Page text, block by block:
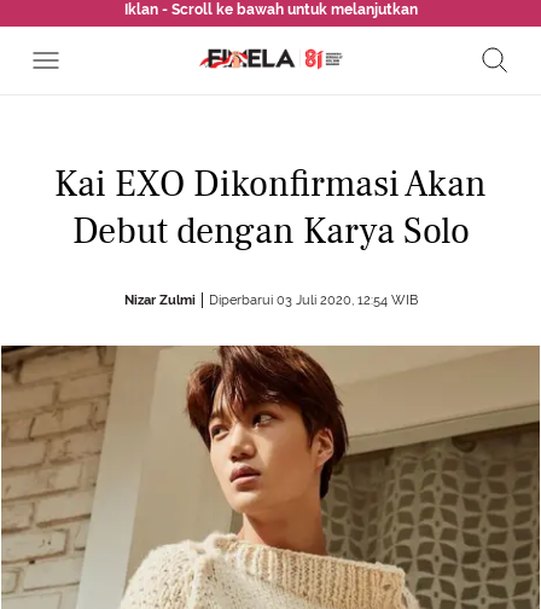
Iklan - Scroll ke bawah untuk melanjutkan
Kai EXO Dikonfirmasi Akan
Debut dengan Karya Solo
Nizar Zulmi Diperbarui 03 Juli 2020, 12:54 WIB